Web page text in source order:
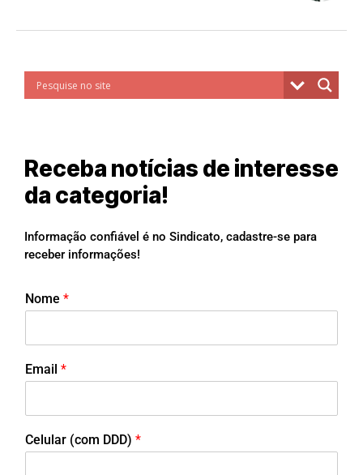
Receba notícias de interesse
da categoria!
Informação confiável é no Sindicato, cadastre-se para
receber informações!
Nome *
Email *
Celular (com DDD) *